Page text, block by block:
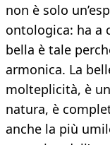
non è solo
ontologica: ha a
bella è tale
armonica. La
molteplicità, è
natura, è
anche la più